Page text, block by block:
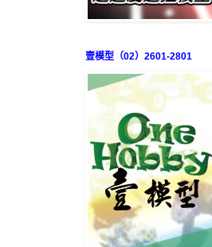
壹模型（02）2601-2801